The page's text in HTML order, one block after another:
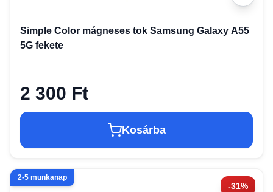
Simple Color mágneses tok Samsung Galaxy A55
5G fekete
2 300 Ft
Kosárba
-31%
2-5 munkanap